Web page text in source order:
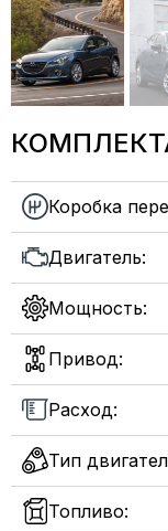
Коробка
Двигатель:
Мощность:
Привод:
Расход:
Тип
Топливо: